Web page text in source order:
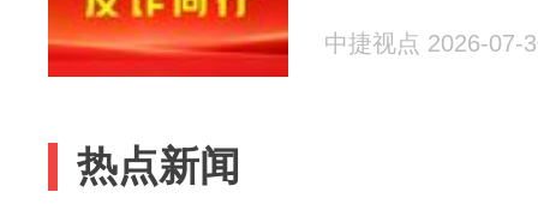
中捷视点 2026-07-
热点新闻